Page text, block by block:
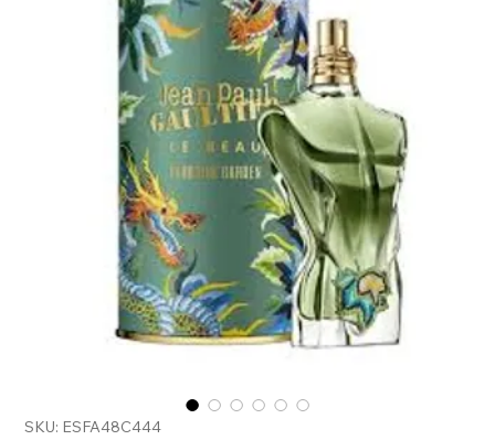
SKU: ESFA48C444